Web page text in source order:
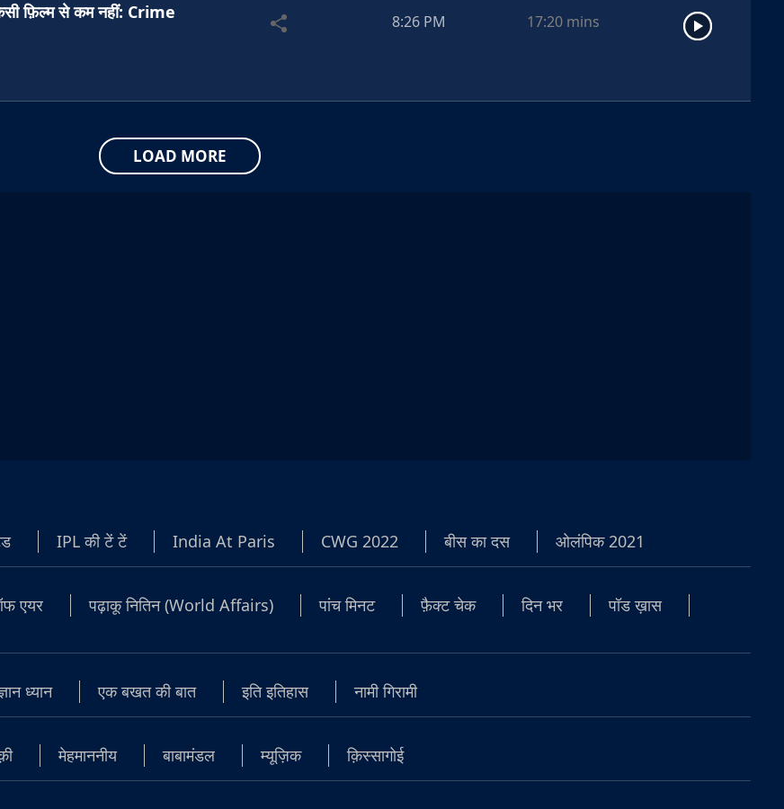
फ़िल्म से कम नहीं: Crime
8:26 PM 17:20mins
LOAD MORE
IPL की टें टें India At Paris CWG 2022 बीस का दस ओलंपिक 2021
एयर पढ़ाकू नितिन (World Affairs) पांच मिनट फ़ैक्ट चेक दिन भर
पॉड ख़ास
ध्यान एक बखत की बात इति इतिहास नामी गिरामी
मेहमाननीय बाबामंडल म्यूज़िक क़िस्सागोई